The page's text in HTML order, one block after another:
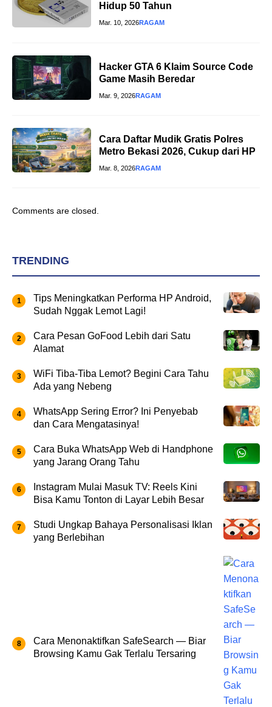
Hidup 50 Tahun
Mar. 10, 2026RAGAM
Hacker GTA 6 Klaim Source Code
Game Masih Beredar
Mar. 9, 2026RAGAM
Cara Daftar Mudik Gratis Polres
Metro Bekasi 2026, Cukup dari HP
Mar. 8, 2026RAGAM
Comments are closed.
TRENDING
Tips Meningkatkan Performa HP Android,
Sudah Nggak Lemot Lagi!
Cara Pesan GoFood Lebih dari Satu
Alamat
WiFi Tiba-Tiba Lemot? Begini Cara Tahu
Ada yang Nebeng
WhatsApp Sering Error? Ini Penyebab
dan Cara Mengatasinya!
Cara Buka WhatsApp Web di Handphone
yang Jarang Orang Tahu
Instagram Mulai Masuk TV: Reels Kini
Bisa Kamu Tonton di Layar Lebih Besar
Studi Ungkap Bahaya Personalisasi Iklan
yang Berlebihan
Cara Menonaktifkan SafeSearch — Biar
Browsing Kamu Gak Terlalu Tersaring